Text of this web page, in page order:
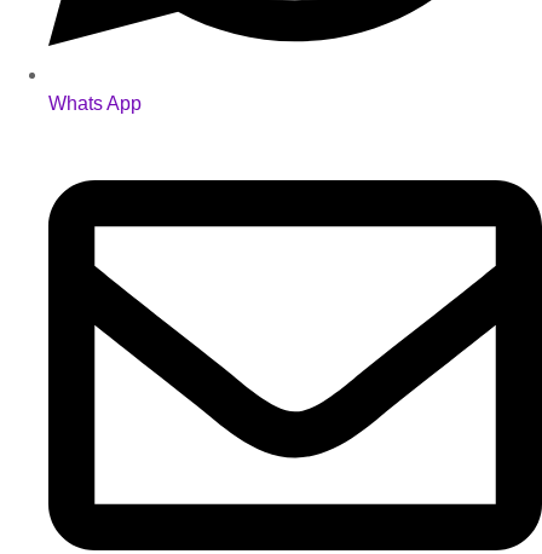
Whats App